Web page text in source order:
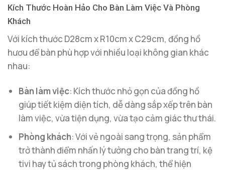
Kích Thước Hoàn Hảo Cho Bàn Làm Việc Và Phòng
Khách
Với kích thước D28cm x R10cm x C29cm, đồng hồ
hươu để bàn phù hợp với nhiều loại không gian khác
nhau:
Bàn làm việc: Kích thước nhỏ gọn của đồng hồ
giúp tiết kiệm diện tích, dễ dàng sắp xếp trên bàn
làm việc, vừa tiện dụng, vừa tạo cảm giác thư thái.
Phòng khách: Với vẻ ngoài sang trọng, sản phẩm
trở thành điểm nhấn lý tưởng cho bàn trang trí, kệ
tivi hay tủ sách trong phòng khách, thể hiện